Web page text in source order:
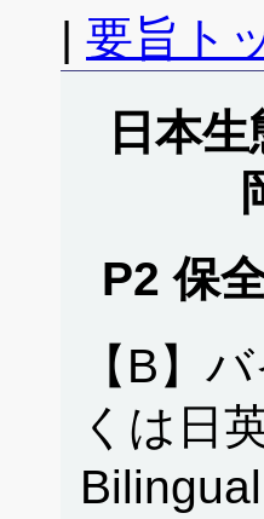
| 要旨ト
日本
P2 保
【B】
くは日